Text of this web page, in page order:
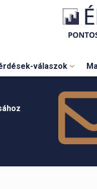
válaszok